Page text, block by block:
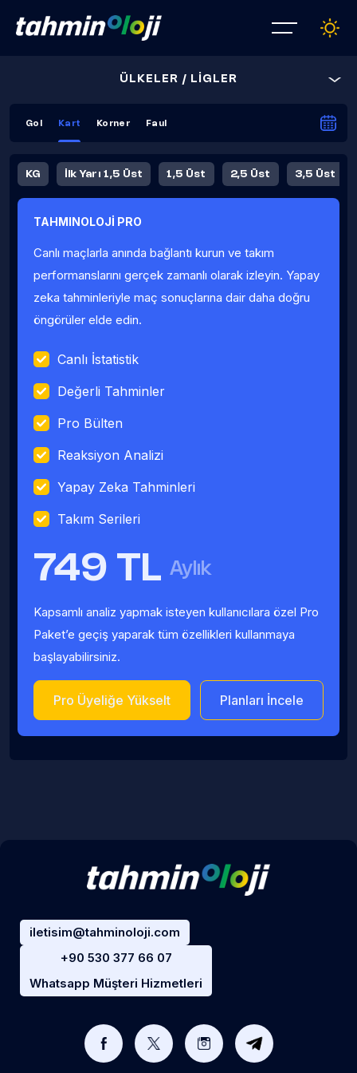
ÜLKELER / LİGLER
Gol Kart Korner Faul
KG İlk Yarı 1,5 Üst 1,5 Üst 2,5 Üst 3,5 Üst
Fauller Ortalama
TAHMINOLOJİ PRO
Canlı maçlarla anında bağlantı kurun ve takım
performanslarını gerçek zamanlı olarak izleyin. Yapay
zeka tahminleriyle maç sonuçlarına dair daha doğru
öngörüler elde edin.
Canlı İstatistik
Değerli Tahminler
Pro Bülten
Reaksiyon Analizi
Yapay Zeka Tahminleri
Takım Serileri
749 TL Aylık
Kapsamlı analiz yapmak isteyen kullanıcılara özel Pro
Paket’e geçiş yaparak tüm özellikleri kullanmaya
başlayabilirsiniz.
Pro Üyeliğe Yükselt Planları İncele
iletisim@tahminoloji.com
+90 530 377 66 07
Whatsapp Müşteri Hizmetleri